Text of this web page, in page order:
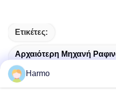
Ετικέτες:
Αρχαιότερη Μηχανή
36kw Conche Σοκολάτας
Harmo